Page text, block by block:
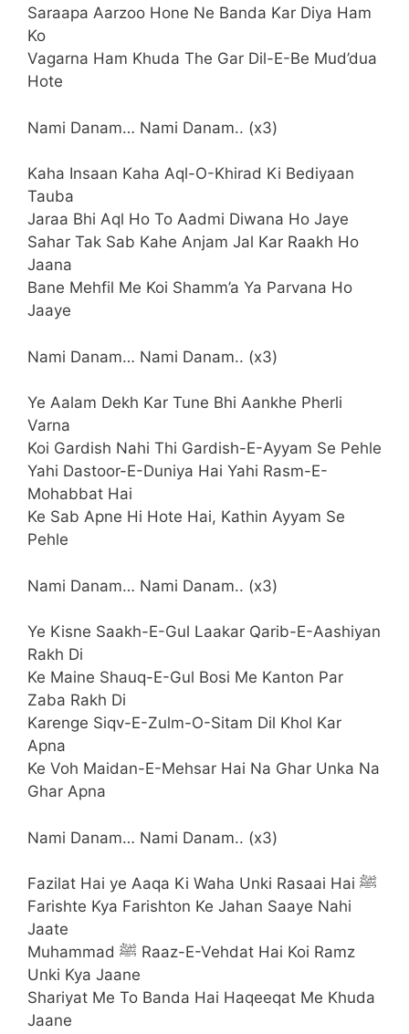
Saraapa Aarzoo Hone Ne Banda Kar Diya Ham
Ko
Vagarna Ham Khuda The Gar Dil-E-Be Mud’dua
Hote
Nami Danam… Nami Danam.. (x3)
Kaha Insaan Kaha Aql-O-Khirad Ki Bediyaan
Tauba
Jaraa Bhi Aql Ho To Aadmi Diwana Ho Jaye
Sahar Tak Sab Kahe Anjam Jal Kar Raakh Ho
Jaana
Bane Mehfil Me Koi Shamm’a Ya Parvana Ho
Jaaye
Nami Danam… Nami Danam.. (x3)
Ye Aalam Dekh Kar Tune Bhi Aankhe Pherli
Varna
Koi Gardish Nahi Thi Gardish-E-Ayyam Se Pehle
Yahi Dastoor-E-Duniya Hai Yahi Rasm-E-
Mohabbat Hai
Ke Sab Apne Hi Hote Hai, Kathin Ayyam Se
Pehle
Nami Danam… Nami Danam.. (x3)
Ye Kisne Saakh-E-Gul Laakar Qarib-E-Aashiyan
Rakh Di
Ke Maine Shauq-E-Gul Bosi Me Kanton Par
Zaba Rakh Di
Karenge Siqv-E-Zulm-O-Sitam Dil Khol Kar
Apna
Ke Voh Maidan-E-Mehsar Hai Na Ghar Unka Na
Ghar Apna
Nami Danam… Nami Danam.. (x3)
Fazilat Hai ye Aaqa Ki Waha Unki Rasaai Hai ﷺ
Farishte Kya Farishton Ke Jahan Saaye Nahi
Jaate
Muhammad ﷺ Raaz-E-Vehdat Hai Koi Ramz
Unki Kya Jaane
Shariyat Me To Banda Hai Haqeeqat Me Khuda
Jaane